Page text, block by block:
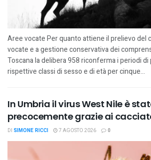
Aree vocate Per quanto attiene il prelievo del
vocate e a gestione conservativa dei
Toscana la delibera 958 riconferma i periodi
rispettive classi di sesso e di età per cinque...
In Umbria il virus West Nile è
precocemente grazie ai
DI SIMONE RICCI 7 AGOSTO 2026 0